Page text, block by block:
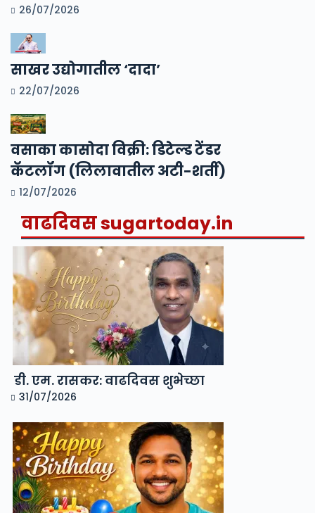
26/07/2026
साखर उद्योगातील ‘दादा’
22/07/2026
वसाका कासोदा विक्री: डिटेल्ड टेंडर
कॅटलॉग (लिलावातील अटी-शर्ती)
12/07/2026
वाढदिवसsugartoday.in
डी. एम. रासकर: वाढदिवस शुभेच्छा
31/07/2026